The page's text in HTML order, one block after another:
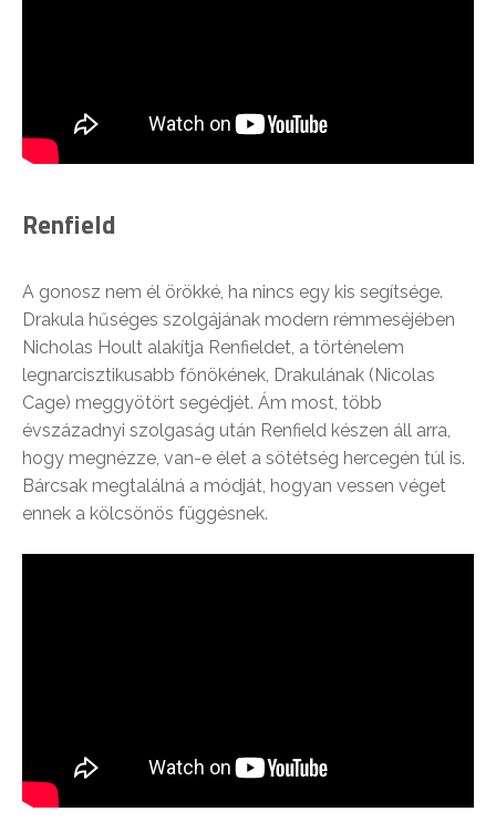
Renfield
A gonosz nem él örökké, ha nincs egy kis segítsége.
Drakula hűséges szolgájának modern rémmeséjében
Nicholas Hoult alakítja Renfieldet, a történelem
legnarcisztikusabb főnökének, Drakulának (Nicolas
Cage) meggyötört segédjét. Ám most, több
évszázadnyi szolgaság után Renfield készen áll arra,
hogy megnézze, van-e élet a sötétség hercegén túl is.
Bárcsak megtalálná a módját, hogyan vessen véget
ennek a kölcsönös függésnek.